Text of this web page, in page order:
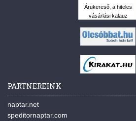
Árukereső, a hiteles
vásárlási kalauz
PARTNEREINK
naptar.net
speditornaptar.com